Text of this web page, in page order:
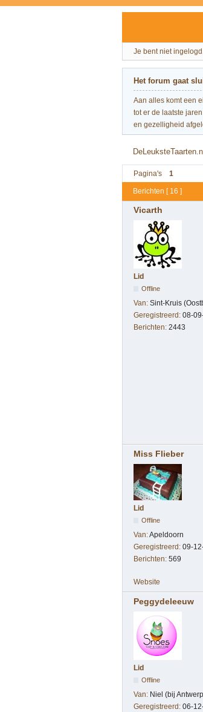
Je bent niet
Het forum gaat
Aan alles komt een
tot er de laatste
en gezelligheid
Pagina's 1
Berichten [ 16 ]
Vicarth
Lid
Offline
Van: Sint-Kruis
Geregistreerd: 08-
Berichten: 2443
Miss Flieber
Lid
Offline
Van:Apeldoorn
Geregistreerd: 09-
Berichten: 569
Website
Peggydeleeuw
Lid
Offline
Van: Niel (bij
Geregistreerd: 06-